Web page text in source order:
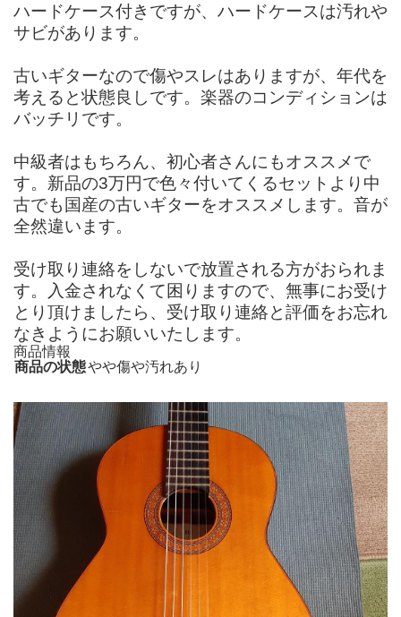
ハードケース付きですが、ハードケースは汚れや
サビがあります。
古いギターなので傷やスレはありますが、年代を
考えると状態良しです。楽器のコンディションは
バッチリです。
中級者はもちろん、初心者さんにもオススメで
す。新品の3万円で色々付いてくるセットより中
古でも国産の古いギターをオススメします。音が
全然違います。
受け取り連絡をしないで放置される方がおられま
す。入金されなくて困りますので、無事にお受け
とり頂けましたら、受け取り連絡と評価をお忘れ
なきようにお願いいたします。
商品情報
商品の状態やや傷や汚れあり